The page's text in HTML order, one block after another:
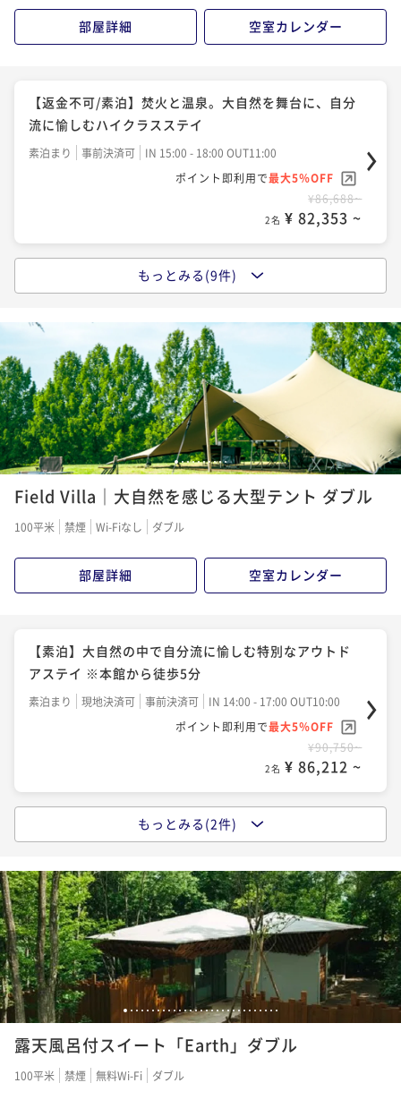
2名 ¥ 56,658 ~
¥100,800~
2名 ¥ 95,760 ~
【早期割】【朝食付】大自然の息吹と、体に優しい美
食。心豊かな一日を始めるハイクラスステイ
朝食付き 事前決済可
IN 15:00 - 18:00 OUT11:00
ポイント即利用で 最大5％OFF
¥106,714~
¥ 101,378 ~
【返金不可/2食付】大自然の恵み 珠玉のイノベイテ
ィブフレンチ。五感で味わう至福のコンプリートステ
イ
二食付き 事前決済可
IN 15:00 - 18:00 OUT11:00
ポイント即利用で
最大5％OFF
¥110,342~
2名 ¥ 104,824 ~
【素泊】焚火と温泉。大自然を舞台に、自分流に愉し
むハイクラスステイ
素泊まり 現地決済可 事前決済可
IN 15:00 - 18:00 OUT11:00
ポイント即利用で
2名 ¥ 119,700 ~
のコンプリートステイ
ポイント即利用で
¥132,338~
¥ 125,721 ~
【朝食付】大自然の息吹と、体に優しい美食。心豊か
な一日を始めるハイクラスステイ
朝食付き 現地決済可 事前決済可
IN 15:00 - 18:00 OUT11:00
ポイント即利用で最大5％OFF
¥133,392~
2名 ¥ 126,722 ~
【2食付】大自然の恵みと、珠玉のイノベイティブフレ
ンチ。五感で味わう至福のコンプリートステイ
二食付き 現地決済可 事前決済可
IN 15:00 - 18:00 OUT11:00
ポイント即利用で
部屋詳細 空室カレンダー
【返金不可/素泊】焚火と温泉。大自然を舞台に、自分
流に愉しむハイクラスステイ
素泊まり 事前決済可
IN 15:00 - 18:00 OUT11:00
ポイント即利用で最大5％OFF
¥86,688~
2名 ¥ 82,353 ~
【返金不可/朝食付】大自然の息吹と、体に優しい美
朝食付き
IN 15:00 - 18:00 OUT11:00
ポイント即利用で
最大5％OFF
¥91,122~
【早期割】【素泊】焚火と温泉。大自然を舞台に、自
分流に愉しむハイクラスステイ
¥100,800~
2名 ¥ 95,760 ~
【早期割】【朝食付】大自然の息吹と、体に優しい美
食。心豊かな一日を始めるハイクラスステイ
朝食付き 事前決済可
IN 15:00 - 18:00 OUT11:00
ポイント即利用で 最大5％OFF
¥106,714~
¥ 101,378 ~
【返金不可/2食付】大自然の恵み 珠玉のイノベイテ
ィブフレンチ。五感で味わう至福のコンプリートステ
イ
二食付き 事前決済可
IN 15:00 - 18:00 OUT11:00
ポイント即利用で最大5％OFF
¥110,342~
2名 ¥ 104,824 ~
【素泊】焚火と温泉。大自然を舞台に、自分流に愉し
むハイクラスステイ
素泊まり 現地決済可 事前決済可
IN 15:00 - 18:00 OUT11:00
ポイント即利用で
もっとみる(9件)
12345678910
Field Villa｜大自然を感じる大型テント ダブル
100平米 禁煙 Wi-Fiなし ダブル
部屋詳細 空室カレンダー
【素泊】大自然の中で自分流に愉しむ特別なアウトド
アステイ ※本館から徒歩5分
素泊まり 現地決済可 事前決済可
IN 14:00 - 17:00 OUT10:00
ポイント即利用で最大5％OFF
¥90,750~
2名 ¥ 86,212 ~
【朝食付】Restaurant雪峰の体に優しい朝食と贅沢な
朝食付き 現地決済可 事前決済可
IN 14:00 - 17:00 OUT10:00
ポイント即利用で最大5％OFF
¥98,010~
2名 ¥ 93,109 ~
【2食付】Restaurant雪峰の季節を愉しむお食事と至
福のアウトドアステイ ※本館から徒歩5分
もっとみる(2件)
1 2 3 4 5 678 910111213141516171819202122 23 24 25 26 27 28 29
露天風呂付スイート「Earth」ダブル
100平米 禁煙 無料Wi-Fi ダブル